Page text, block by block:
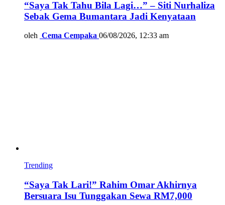
“Saya Tak Tahu Bila Lagi…” – Siti Nurhaliza
Sebak Gema Bumantara Jadi Kenyataan
oleh Cema Cempaka 06/08/2026, 12:33 am
Trending
“Saya Tak Lari!” Rahim Omar Akhirnya
Bersuara Isu Tunggakan Sewa RM7,000